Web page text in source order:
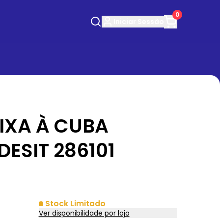
0
À CUBA
286101
Stock Limitado
Ver disponibilidade por loja